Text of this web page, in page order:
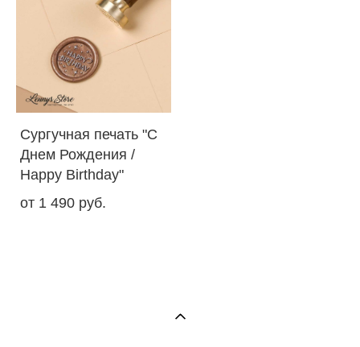
Сургучная печать "С
Днем Рождения /
Happy Birthday"
от 1 490 pуб.